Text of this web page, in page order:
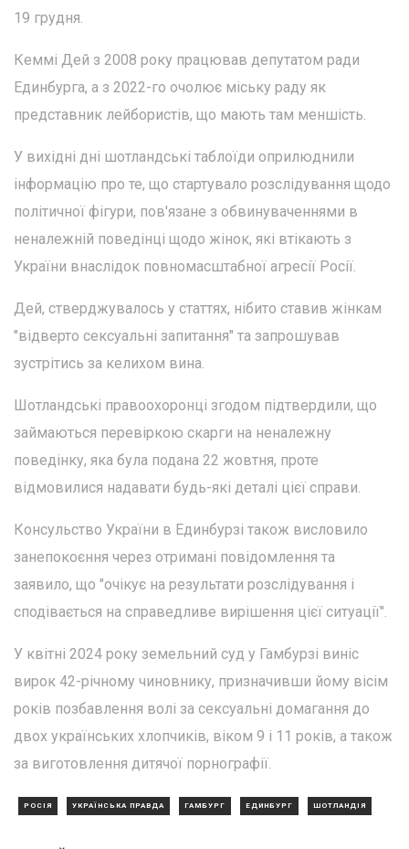
19 грудня.
Кеммі Дей з 2008 року працював депутатом ради
Единбурга, а з 2022-го очолює міську раду як
представник лейбористів, що мають там меншість.
У вихідні дні шотландські таблоїди оприлюднили
інформацію про те, що стартувало розслідування щодо
політичної фігури, пов'язане з обвинуваченнями в
неналежній поведінці щодо жінок, які втікають з
України внаслідок повномасштабної агресії Росії.
Дей, стверджувалось у статтях, нібито ставив жінкам
"відверто сексуальні запитання" та запрошував
зустрітись за келихом вина.
Шотландські правоохоронці згодом підтвердили, що
займаються перевіркою скарги на неналежну
поведінку, яка була подана 22 жовтня, проте
відмовилися надавати будь-які деталі цієї справи.
Консульство України в Единбурзі також висловило
занепокоєння через отримані повідомлення та
заявило, що "очікує на результати розслідування і
сподівається на справедливе вирішення цієї ситуації".
У квітні 2024 року земельний суд у Гамбурзі виніс
вирок 42-річному чиновнику, призначивши йому вісім
років позбавлення волі за сексуальні домагання до
двох українських хлопчиків, віком 9 і 11 років, а також
за виготовлення дитячої порнографії.
РОСІЯ УКРАЇНСЬКА ПРАВДА ГАМБУРГ ЕДИНБУРГ ШОТЛАНДІЯ